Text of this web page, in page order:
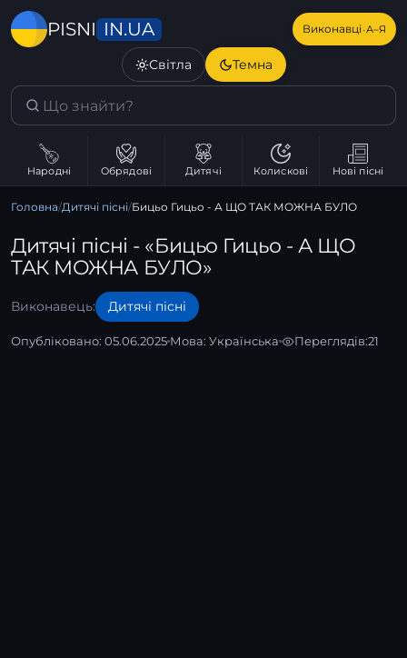
PISNI IN.UA Виконавці·А–Я
Світла Темна
Народні Обрядові Дитячі Колискові Нові пісні
Головна/Дитячі пісні/Бицьо Гицьо - А ЩО ТАК МОЖНА БУЛО
Дитячі пісні - «Бицьо Гицьо - А ЩО
ТАК МОЖНА БУЛО»
Виконавець: Дитячі пісні
Опубліковано: 05.06.2025 Мова: Українська Переглядів:21